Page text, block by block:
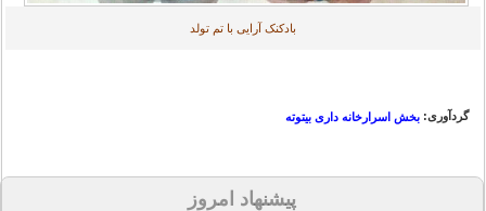
بادکنک آرایی با تم تولد
گردآوری: بخش اسرارخانه داری بیتوته
پیشنهاد امروز